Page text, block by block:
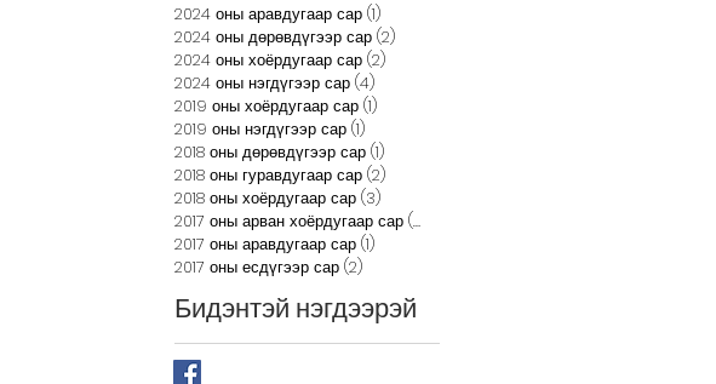
Бидэнтэй нэгдээрэй
2024 оны аравдугаар сар (1)
2024 оны дөрөвдүгээр сар (2)
2024 оны хоёрдугаар сар (2)
2024 оны нэгдүгээр сар (4)
2019 оны хоёрдугаар сар (1)
2019 оны нэгдүгээр сар (1)
2018 оны дөрөвдүгээр сар (1)
2018 оны гуравдугаар сар (2)
2018 оны хоёрдугаар сар (3)
2017 оны арван хоёрдугаар сар (2)
2017 оны аравдугаар сар (1)
2017 оны есдүгээр сар (2)